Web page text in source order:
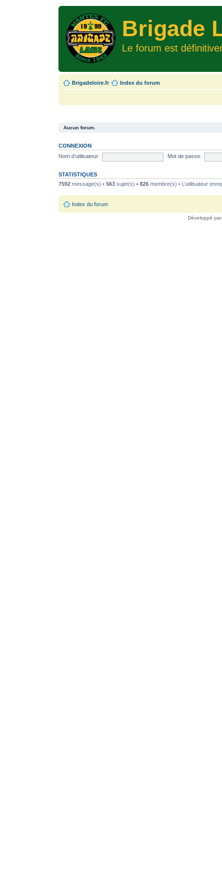
Brigade
Le forum est
Brigadeloire.fr Index du forum
Aucun forum.
CONNEXION
Nom d’utilisateur:
Mot de passe:
STATISTIQUES
7592 message(s) • 563 sujet(s) • 826 membre(s) • L’utilisateur
Index du forum
Développé